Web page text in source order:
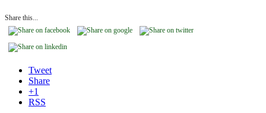
Share this...
Tweet
Share
+1
RSS